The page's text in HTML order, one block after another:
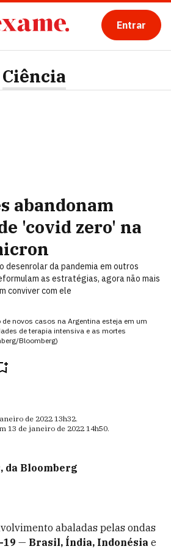
Entrar
Ciência
abandonam
'covid zero' na
desenrolar da pandemia em outros
as estratégias, agora não mais
conviver com ele
novos casos na Argentina esteja em um
de terapia intensiva e as mortes
Bloomberg)
de 202213h32.
13 de janeiro de 2022 14h50.
da Bloomberg
abaladas pelas ondas
19 — Brasil, Índia, Indonésia e